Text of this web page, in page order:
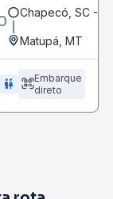
Chapecó, SC -
Matupá, MT
WC
Embarque
direto